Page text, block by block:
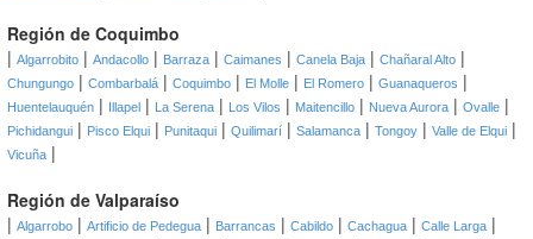
Región de Coquimbo
| Algarrobito | Andacollo | Barraza | Caimanes | Canela Baja | Chañaral Alto |
Chungungo | Combarbalá | Coquimbo | El Molle | El Romero | Guanaqueros |
Huentelauquén | Illapel | La Serena | Los Vilos | Maitencillo | Nueva Aurora | Ovalle |
Pichidangui | Pisco Elqui | Punitaqui | Quilimarí | Salamanca | Tongoy | Valle de Elqui |
Vicuña |
Región de Valparaíso
| Algarrobo | Artificio de Pedegua | Barrancas | Cabildo | Cachagua | Calle Larga |